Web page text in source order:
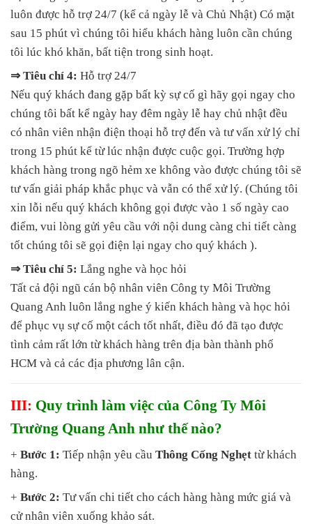
luôn được hỗ trợ 24/7 (kể cả ngày lễ và Chủ Nhật) Có mặt
sau 15 phút vì chúng tôi hiểu khách hàng luôn cần chúng
tôi lúc khó khăn, bất tiện trong sinh hoạt.
⇒ Tiêu chí 4: Hỗ trợ 24/7
Nếu quý khách đang gặp bất kỳ sự cố gì hãy gọi ngay cho
chúng tôi bất kể ngày hay đêm ngày lễ hay chủ nhật đều
có nhân viên nhận điện thoại hỗ trợ đến và tư vấn xử lý chỉ
trong 15 phút kể từ lúc nhận được cuộc gọi. Trường hợp
khách hàng trong ngõ hẻm xe không vào được chúng tôi sẽ
tư vấn giải pháp khắc phục và vẫn có thể xử lý. (Chúng tôi
xin lỗi nếu quý khách không gọi được vào 1 số ngày cao
điểm, vui lòng gửi yêu cầu với nội dung càng chi tiết càng
tốt chúng tôi sẽ gọi điện lại ngay cho quý khách ).
⇒ Tiêu chí 5: Lắng nghe và học hỏi
Tất cả đội ngũ cán bộ nhân viên Công ty Môi Trường
Quang Anh luôn lắng nghe ý kiến khách hàng và học hỏi
để phục vụ sự cố một cách tốt nhất, điều đó đã tạo được
tình cảm rất lớn từ khách hàng trên địa bàn thành phố
HCM và cả các địa phương lân cận.
III: Quy trình làm việc của Công Ty Môi
Trường Quang Anh như thế nào?
+ Bước 1: Tiếp nhận yêu cầu Thông Cống Nghẹt từ khách
hàng.
+ Bước 2: Tư vấn chi tiết cho cách hàng hàng mức giá và
cử nhân viên xuống khảo sát.